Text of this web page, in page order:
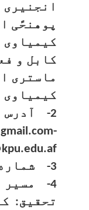
پوهنحًی
کیمیاوی
کابل و
ماستری
کیمیاوی
2- آدرس
3- شماره تماس: 079 025 7553
4- مسیر
تحقیق: